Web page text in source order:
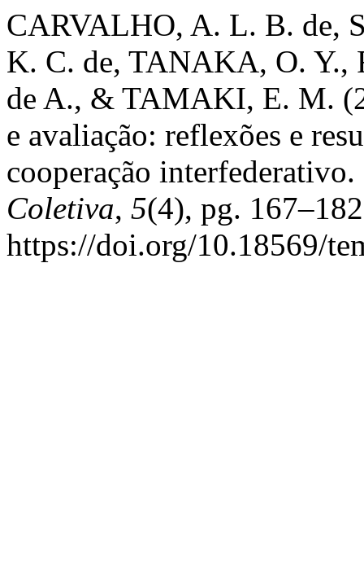
CARVALHO, A. L. B. de,
K. C. de, TANAKA, O. Y.,
de A., & TAMAKI, E. M.
e avaliação: reflexões e
cooperação interfederativo.
Coletiva, 5(4), pg.
https://doi.org/10.18569/